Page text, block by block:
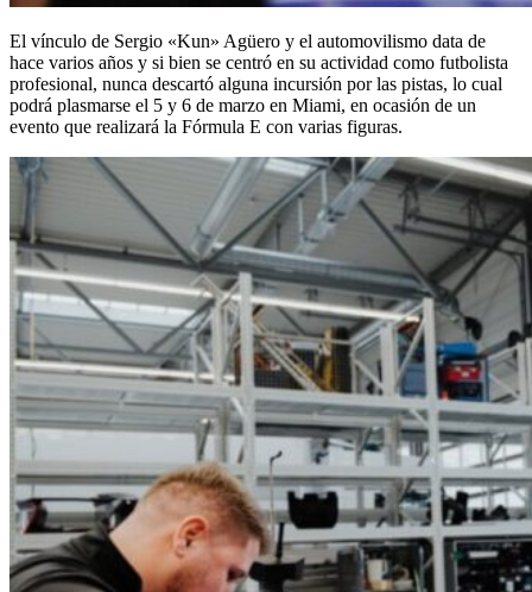
El vínculo de Sergio «Kun» Agüero y el automovilismo data de
hace varios años y si bien se centró en su actividad como futbolista
profesional, nunca descartó alguna incursión por las pistas, lo cual
podrá plasmarse el 5 y 6 de marzo en Miami, en ocasión de un
evento que realizará la Fórmula E con varias figuras.